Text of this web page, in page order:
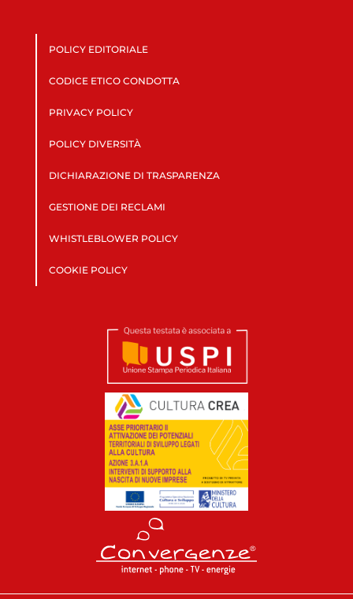
POLICY EDITORIALE
CODICE ETICO CONDOTTA
PRIVACY POLICY
POLICY DIVERSITÀ
DICHIARAZIONE DI TRASPARENZA
GESTIONE DEI RECLAMI
WHISTLEBLOWER POLICY
COOKIE POLICY